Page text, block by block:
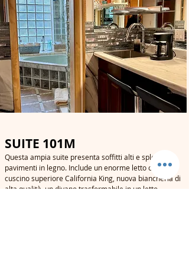
SUITE 101M
Questa ampia suite presenta soffitti alti e splendidi
pavimenti in legno. Include un enorme letto con
cuscino superiore California King, nuova biancheria di
alta qualità, un divano trasformabile in un letto